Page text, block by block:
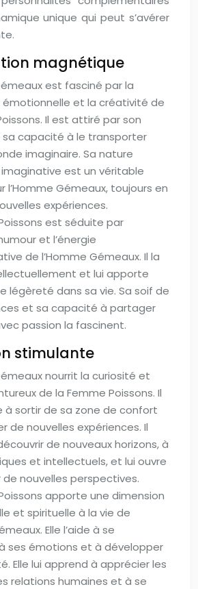
unique qui peut s’avérer
magnétique
est fasciné par la
et la créativité de
Il est attiré par son
capacité à le transporter
imaginaire. Sa nature
est un véritable
l’Homme Gémeaux, toujours en
expériences.
est séduite par
et l’énergie
de l’Homme Gémeaux. Il la
et lui apporte
légèreté dans sa vie. Sa soif de
et sa capacité à partager
passion la fascinent.
stimulante
nourrit la curiosité et
de la Femme Poissons. Il
à sortir de sa zone de confort
de nouvelles expériences. Il
de nouveaux horizons, à
et intellectuels, et lui ouvre
de nouvelles perspectives.
apporte une dimension
et spirituelle à la vie de
Elle l’aide à se
ses émotions et à développer
Elle lui apprend à apprécier les
relations humaines et à se